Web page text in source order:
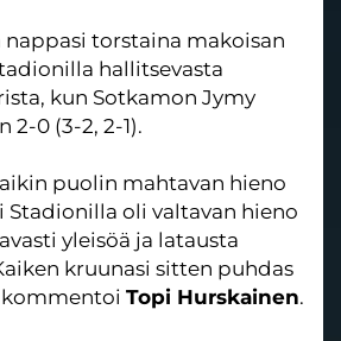
nappasi torstaina makoisan
hallitsevasta
kun Sotkamon Jymy
2-0 (3-2, 2-1).
puolin mahtavan hieno
Stadionilla oli valtavan hieno
yleisöä ja latausta
kruunasi sitten puhdas
Topi Hurskainen.